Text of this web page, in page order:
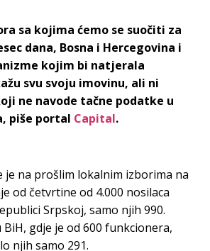
sa kojima ćemo se suočiti za
dana, Bosna i Hercegovina i
kojim bi natjerala
svu svoju imovinu, ali ni
ne navode tačne podatke u
piše portal Capital.
je na prošlim lokalnim izborima na
od četvrtine od 4.000 nosilaca
Srpskoj, samo njih 990.
gdje je od 600 funkcionera,
njih samo 291.